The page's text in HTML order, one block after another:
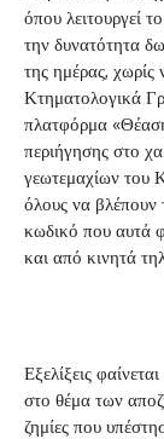
όπου λειτουργεί
την δυνατότητα
της ημέρας,
Κτηματολογικά
πλατφόρμα
περιήγησης στο
γεωτεμαχίων του
όλους να βλέπουν
κωδικό που αυτά
και από κινητά
Εξελίξεις
στο θέμα των
ζημίες που